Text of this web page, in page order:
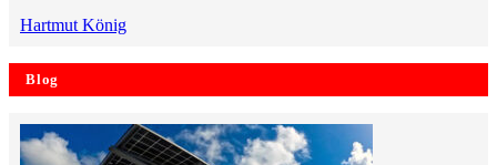
Hartmut König
Blog